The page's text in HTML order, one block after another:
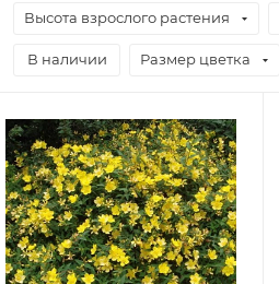
Высота взрослого растения
В наличии Размер цветка